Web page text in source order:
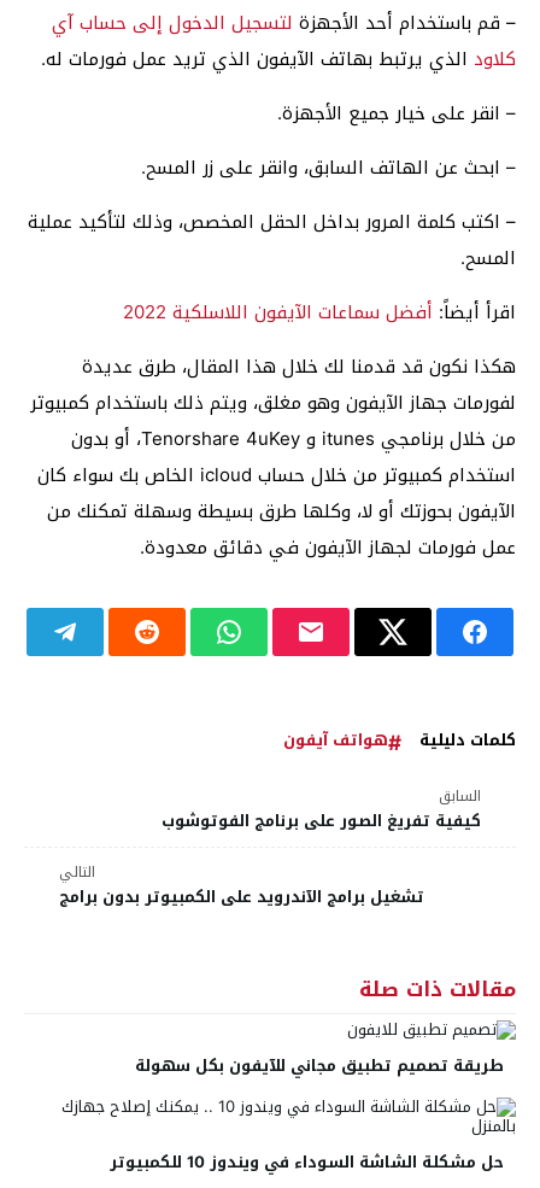
– قم باستخدام أحد الأجهزة لتسجيل الدخول إلى حساب آي
كلاود الذي يرتبط بهاتف الآيفون الذي تريد عمل فورمات له.
– انقر على خيار جميع الأجهزة.
– ابحث عن الهاتف السابق، وانقر على زر المسح.
– اكتب كلمة المرور بداخل الحقل المخصص، وذلك لتأكيد عملية
المسح.
اقرأ أيضاً: أفضل سماعات الآيفون اللاسلكية 2022
هكذا نكون قد قدمنا لك خلال هذا المقال، طرق عديدة
لفورمات جهاز الآيفون وهو مغلق، ويتم ذلك باستخدام كمبيوتر
من خلال برنامجي itunes و Tenorshare 4uKey، أو بدون
استخدام كمبيوتر من خلال حساب icloud الخاص بك سواء كان
الآيفون بحوزتك أو لا، وكلها طرق بسيطة وسهلة تمكنك من
عمل فورمات لجهاز الآيفون في دقائق معدودة.
كلمات دليلية هواتف آيفون
السابق
كيفية تفريغ الصور على برنامج الفوتوشوب
التالي
تشغيل برامج الآندرويد على الكمبيوتر بدون برامج
مقالات ذات صلة
طريقة تصميم تطبيق مجاني للآيفون بكل سهولة
حل مشكلة الشاشة السوداء في ويندوز 10 للكمبيوتر